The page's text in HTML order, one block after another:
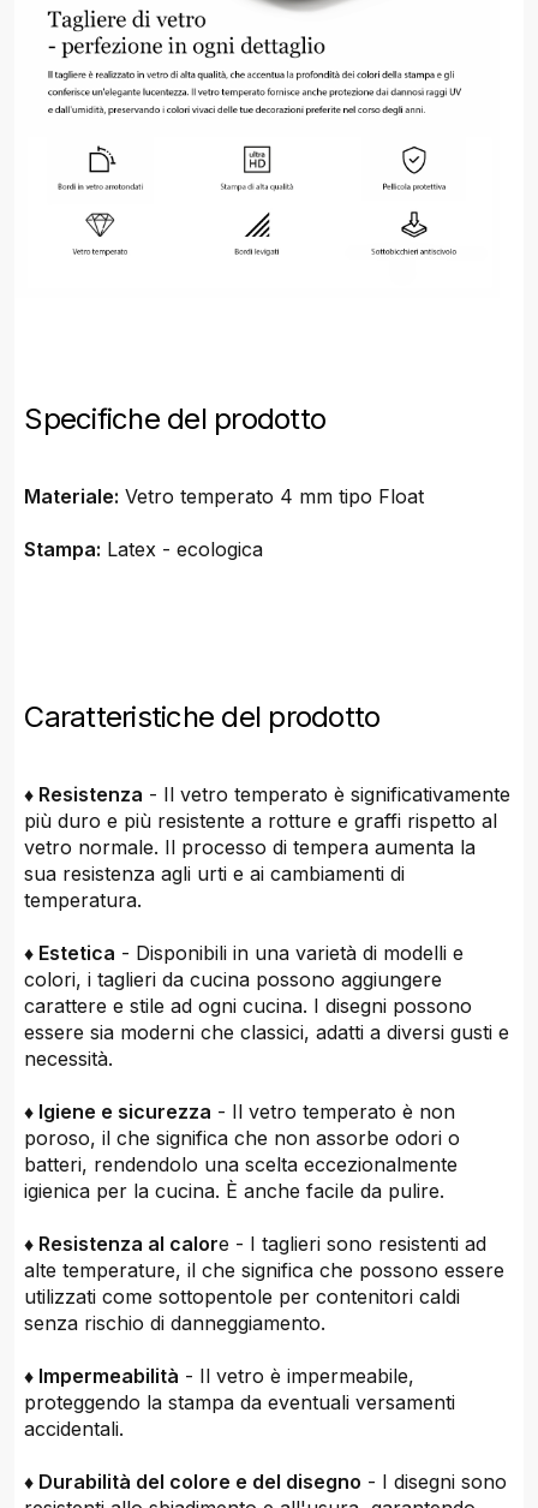
Specifiche del prodotto
Materiale: Vetro temperato 4 mm tipo Float
Stampa: Latex - ecologica
Caratteristiche del prodotto
♦ Resistenza - Il vetro temperato è significativamente
più duro e più resistente a rotture e graffi rispetto al
vetro normale. Il processo di tempera aumenta la
sua resistenza agli urti e ai cambiamenti di
temperatura.
♦ Estetica - Disponibili in una varietà di modelli e
colori, i taglieri da cucina possono aggiungere
carattere e stile ad ogni cucina. I disegni possono
essere sia moderni che classici, adatti a diversi gusti e
necessità.
♦ Igiene e sicurezza - Il vetro temperato è non
poroso, il che significa che non assorbe odori o
batteri, rendendolo una scelta eccezionalmente
igienica per la cucina. È anche facile da pulire.
♦ Resistenza al calore - I taglieri sono resistenti ad
alte temperature, il che significa che possono essere
utilizzati come sottopentole per contenitori caldi
senza rischio di danneggiamento.
♦ Impermeabilità - Il vetro è impermeabile,
proteggendo la stampa da eventuali versamenti
accidentali.
♦ Durabilità del colore e del disegno - I disegni sono